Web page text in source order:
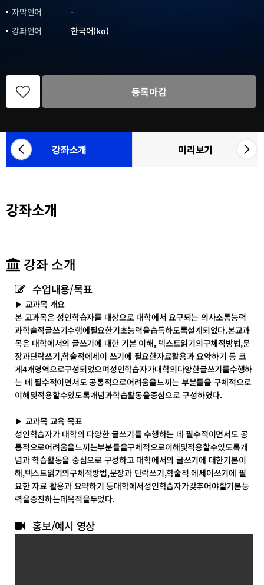
자막언어
-
강좌언어
한국어(ko)
관
좌
등
등록마감
좌
카
테
록
동
강좌소개 미리보기
참
목
록
강좌소개
강좌 소개
수업내용/목표
▶ 교과목 개요
본 교과목은 성인학습자를 대상으로 대학에서 요구되는 의사소통능력
과학술적글쓰기수행에필요한기초능력을습득하도록설계되었다.본교과
목은 대학에서의 글쓰기에 대한 기본 이해, 텍스트읽기의구체적방법,문
장과단락쓰기,학술적에세이 쓰기에 필요한자료활용과 요약하기 등 크
게4개영역으로구성되었으며성인학습자가대학의다양한글쓰기를수행하
는 데 필수적이면서도 공통적으로어려움을느끼는 부분들을 구체적으로
이해및적용할수있도록개념과학습활동을중심으로 구성하였다.
▶ 교과목 교육 목표
성인학습자가 대학의 다양한 글쓰기를 수행하는 데 필수적이면서도 공
통적으로어려움을느끼는부분들을구체적으로이해및적용할수있도록개
념과 학습활동을 중심으로 구성하고 대학에서의 글쓰기에 대한기본이
해,텍스트읽기의구체적방법,문장과 단락쓰기,학술적 에세이쓰기에 필
요한 자료 활용과 요약하기 등대학에서성인학습자가갖추어야할기본능
력을증진하는데목적을두었다.
홍보/예시 영상